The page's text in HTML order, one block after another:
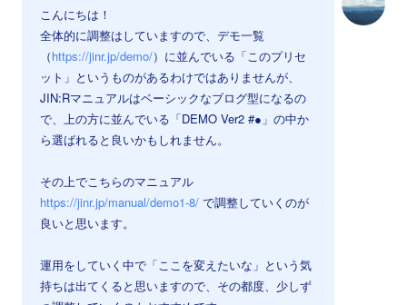
こんにちは！
全体的に調整はしていますので、デモ一覧
（https://jinr.jp/demo/）に並んでいる「このプリセ
ット」というものがあるわけではありませんが、
JIN:Rマニュアルはベーシックなブログ型になるの
で、上の方に並んでいる「DEMO Ver2 #●」の中か
ら選ばれると良いかもしれません。
その上でこちらのマニュアル
https://jinr.jp/manual/demo1-8/ で調整していくのが
良いと思います。
運用をしていく中で「ここを変えたいな」という気
持ちは出てくると思いますので、その都度、少しず